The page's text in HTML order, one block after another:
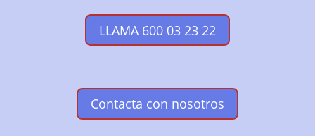
LLAMA 600 03 23 22
Contacta con nosotros